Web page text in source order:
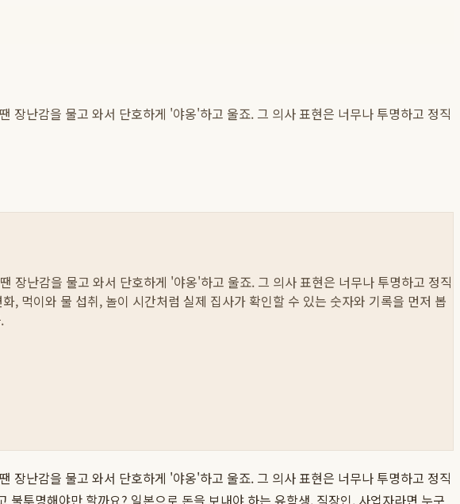
장난감을 물고 와서 단호하게 '야옹'하고 울죠. 그 의사 표현은 너무나 투명하고 정직
장난감을 물고 와서 단호하게 '야옹'하고 울죠. 그 의사 표현은 너무나 투명하고 정직
, 먹이와 물 섭취, 놀이 시간처럼 실제 집사가 확인할 수 있는 숫자와 기록을 먼저 봅
장난감을 물고 와서 단호하게 '야옹'하고 울죠. 그 의사 표현은 너무나 투명하고 정직
투명해야만 할까요? 일본으로 돈을 보내야 하는 유학생, 직장인, 사업자라면 누구